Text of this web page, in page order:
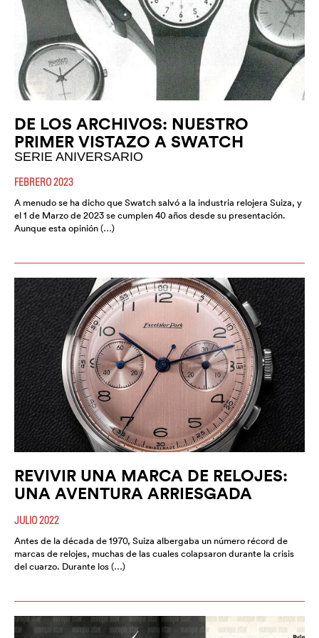
DE LOS ARCHIVOS: NUESTRO
PRIMER VISTAZO A SWATCH
SERIE ANIVERSARIO
FEBRERO 2023
A menudo se ha dicho que Swatch salvó a la industria relojera Suiza, y
el 1 de Marzo de 2023 se cumplen 40 años desde su presentación.
Aunque esta opinión (…)
REVIVIR UNA MARCA DE RELOJES:
UNA AVENTURA ARRIESGADA
JULIO 2022
Antes de la década de 1970, Suiza albergaba un número récord de
marcas de relojes, muchas de las cuales colapsaron durante la crisis
del cuarzo. Durante los (…)